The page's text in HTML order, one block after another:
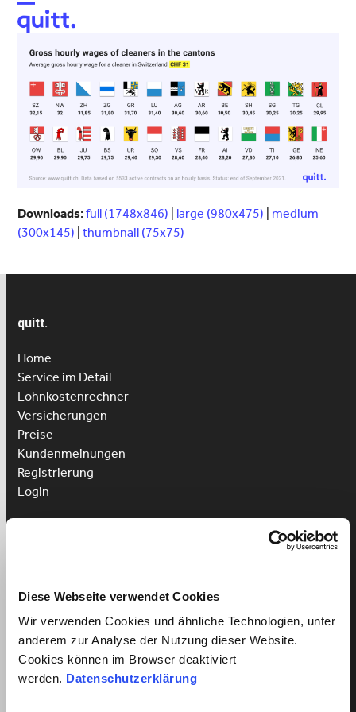
Diese Webseite verwendet Cookies
Wir verwenden Cookies und ähnliche Technologien, unter
anderem zur Analyse der Nutzung dieser Website.
Cookies können im Browser deaktiviert
werden. Datenschutzerklärung
Open
mobile
menu
Close
mobile
menu
Downloads:full (1748x846) large (980x475)
medium
(300x145) |thumbnail (75x75)
quitt.
Home
Service im Detail
Lohnkostenrechner
Versicherungen
Preise
Kundenmeinungen
Registrierung
Login
Pflegehilfe anstellen
Vorteile für Arbeitnehmer
Arbeitnehmer Registrierung
Arbeitnehmer Login
Sprachkurs gewinnen